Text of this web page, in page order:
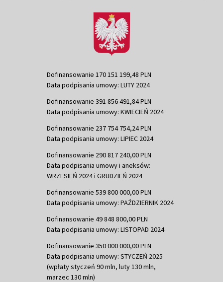
Dofinansowanie 170 151 199,48 PLN
Data podpisania umowy: LUTY 2024
Dofinansowanie 391 856 491,84 PLN
Data podpisania umowy: KWIECIEŃ 2024
Dofinansowanie 237 754 754,24 PLN
Data podpisania umowy: LIPIEC 2024
Dofinansowanie 290 817 240,00 PLN
Data podpisania umowy i aneksów:
WRZESIEŃ 2024 i GRUDZIEŃ 2024
Dofinansowanie 539 800 000,00 PLN
Data podpisania umowy: PAŹDZIERNIK 2024
Dofinansowanie 49 848 800,00 PLN
Data podpisania umowy: LISTOPAD 2024
Dofinansowanie 350 000 000,00 PLN
Data podpisania umowy: STYCZEŃ 2025
(wpłaty styczeń 90 mln, luty 130 mln,
marzec 130 mln)